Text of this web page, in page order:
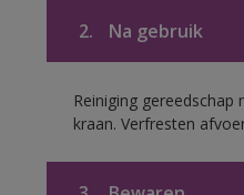
2. Na gebruik
Reiniging
kraan. Verfresten